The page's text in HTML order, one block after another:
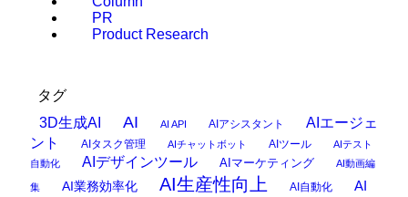
PR
Product Research
タグ
3D生成AI AI AI API AIアシスタント
AIエージェ
ント
AIタスク管理 AIチャットボット AIツール
AIテスト
自動化
AIデザインツール AIマーケティング AI動画編
集 AI業務効率化 AI生産性向上 AI自動化
AI